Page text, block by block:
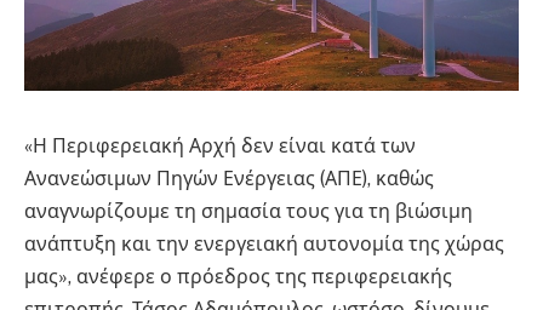
«Η Περιφερειακή Αρχή δεν είναι κατά των
Ανανεώσιμων Πηγών Ενέργειας (ΑΠΕ), καθώς
αναγνωρίζουμε τη σημασία τους για τη βιώσιμη
ανάπτυξη και την ενεργειακή αυτονομία της χώρας
μας», ανέφερε ο πρόεδρος της περιφερειακής